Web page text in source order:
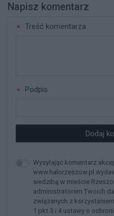
Napisz komentarz
Treść komentarza
Podpis
Dodaj
Wysyłając komentarz
www.halorzeszow.pl
siedzibą w mieście
administratorem Twoich
związanych z
1 pkt 3 i 4 ustawy o